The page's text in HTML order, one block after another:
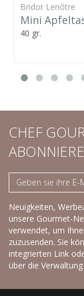
Bridor Lenôtre
Mini
40 gr.
CHEF
Neuigkeiten,
unsere Gourmet-
verwendet, um
zuzusenden. Sie
integrierten Link
über die